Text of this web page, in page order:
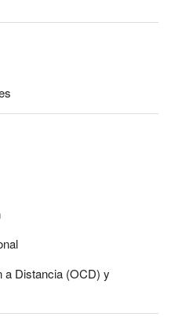
a Distancia (OCD) y